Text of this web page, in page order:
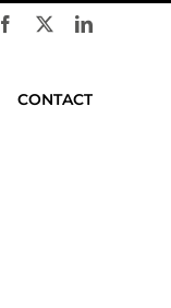
Facebook LinkedIn
CONTACT